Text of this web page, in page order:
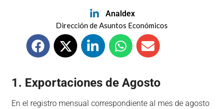
Analdex
Dirección de Asuntos Económicos
1. Exportaciones de Agosto
En el registro mensual correspondiente al mes de agosto